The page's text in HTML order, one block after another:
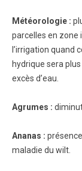
Météorologie :
parcelles en zone
l’irrigation quand
hydrique sera
excès d’eau.
Agrumes :
Ananas :
maladie du wilt.